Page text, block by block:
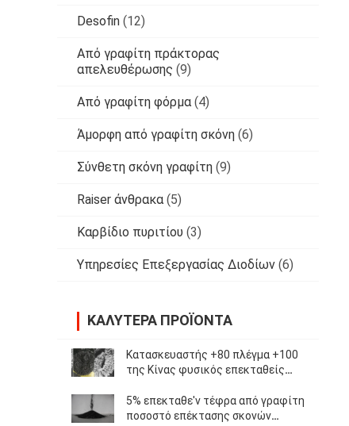
Desofin (12)
Από γραφίτη πράκτορας
απελευθέρωσης (9)
Από γραφίτη φόρμα (4)
Άμορφη από γραφίτη σκόνη (6)
Σύνθετη σκόνη γραφίτη (9)
Raiser άνθρακα (5)
Καρβίδιο πυριτίου (3)
Υπηρεσίες Επεξεργασίας Διοδίων (6)
ΚΑΛΎΤΕΡΑ ΠΡΟΪΌΝΤΑ
Κατασκευαστής +80 πλέγμα +100
της Κίνας φυσικός επεκταθείς
υψηλός που χρησιμοποιείται στα
μηχανήματα
5% επεκταθε'ν τέφρα από γραφίτη
ποσοστό επέκτασης σκονών